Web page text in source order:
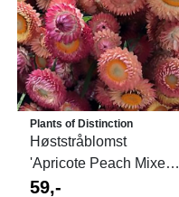
Plants of Distinction
Høststråblomst
'Apricote Peach Mixed' -
Xerochrysum ...
59,-